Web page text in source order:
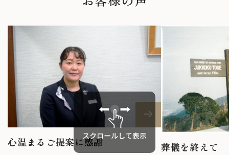
心温まるご提案に感謝 葬儀を終えて